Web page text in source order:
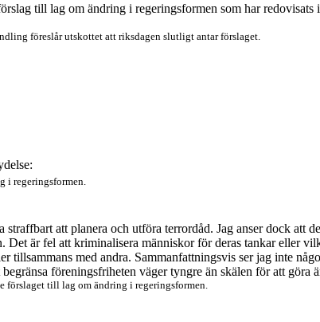
till lag om ändring i regeringsformen som har
föreslår utskottet att riksdagen slutligt antar förslaget.
i regeringsformen.
att planera och utföra terrordåd. Jag anser dock att
Det är fel att kriminalisera människor för deras tankar eller
tillsammans med andra. Sammanfattningsvis ser jag inte
föreningsfriheten väger tyngre än skälen för att göra
förslaget till lag om ändring i regeringsformen